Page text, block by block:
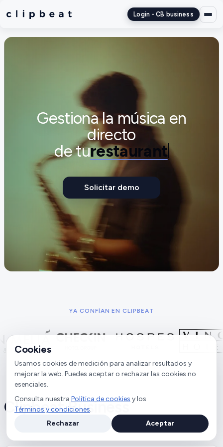
Login - CB business
Gestiona la música en
directo
de turestau
Solicitar demo
YA CONFÍAN EN CLIPBEAT
Clipbeat Business
Cookies
Usamos cookies de medición para analizar resultados y
mejorar la web. Puedes aceptar o rechazar las cookies no
esenciales.
Consulta nuestra Política de cookies y los
Términos y condiciones.
Rechazar
Aceptar